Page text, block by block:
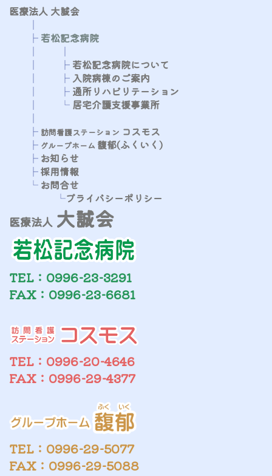
医療法人 大誠会
│
├ 若松記念病院
│
│
│
├ 若松記念病院について
│
├ 入院病棟のご案内
│
├ 通所リハビリテーション
│
└ 居宅介護支援事業所
│
├​ 訪問看護ステーション コスモス
├ グループホーム 馥郁(ふくいく)
├ お知らせ
├採用情報
└ お問合せ
└プライバシーポリシー
医療法人 大誠会
TEL：0996-23-3291
FAX：0996-23-6681
TEL：0996-20-4646
FAX：0996-29-4377
TEL：0996-29-5077
FAX：0996-29-5088